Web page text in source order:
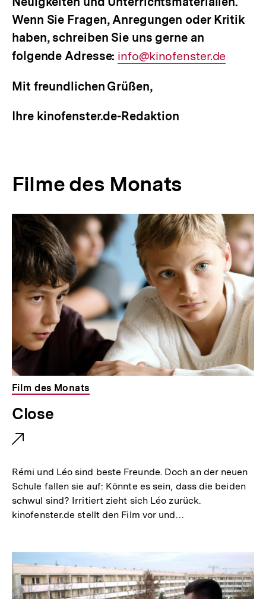
Wenn Sie Fragen, Anregungen oder Kritik
haben, schreiben Sie uns gerne an
folgende Adresse: E-
Link:
info@kinofenster.de
Mit freundlichen Grüßen,
Ihre kinofenster.de-Redaktion
Filme des Monats
Film des Monats
E
x
t
e
r
n
L
i
Close
Rémi und Léo sind beste Freunde. Doch an der neuen
Schule fallen sie auf: Könnte es sein, dass die beiden
schwul sind? Irritiert zieht sich Léo zurück.
kinofenster.de stellt den Film vor und…